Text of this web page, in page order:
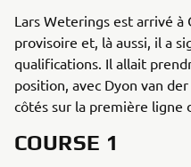
Lars Weterings est arrivé
provisoire et, là aussi, il a
qualifications. Il allait
position, avec Dyon van
côtés sur la première ligne
COURSE 1